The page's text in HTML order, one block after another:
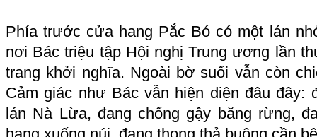
Phía trước cửa hang Pắc Bó có một lán
nơi Bác triệu tập Hội nghị Trung ương lần
trang khởi nghĩa. Ngoài bờ suối vẫn còn
Cảm giác như Bác vẫn hiện diện đâu đây:
lán Nà Lừa, đang chống gậy băng rừng,